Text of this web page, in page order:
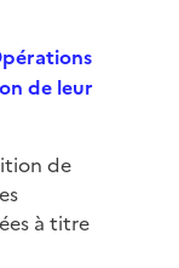
de leur
de
à titre